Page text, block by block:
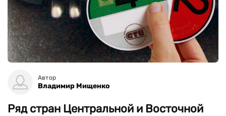
Автор
Владимир Мищенко
Ряд стран Центральной и Восточной